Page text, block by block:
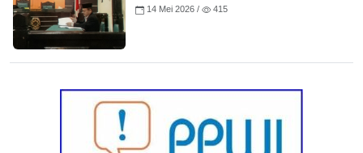
14 Mei 2026 / 415